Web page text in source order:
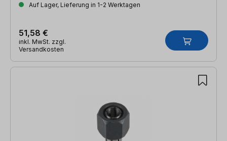
Auf Lager, Lieferung in 1-2 Werktagen
51,58 €
inkl. MwSt. zzgl.
Versandkosten